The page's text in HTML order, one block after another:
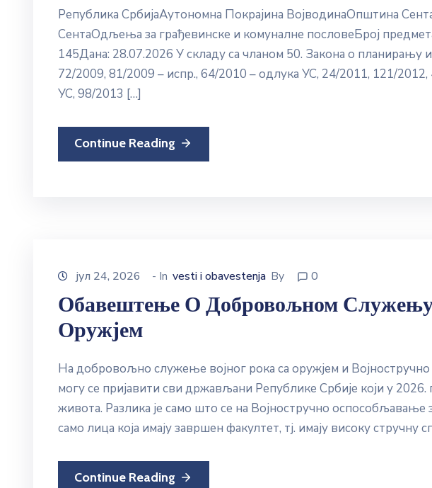
Република СрбијаАутономна Покрајина ВојводинаОпштина
СентаОдљења за грађевинске и комуналне пословеБрој
145Дана: 28.07.2026 У складу са чланом 50. Закона о планирању
72/2009, 81/2009 – испр., 64/2010 – одлука УС, 24/2011, 121/
УС, 98/2013 […]
Continue Reading
јул 24, 2026 - In vesti i obavestenja By 0
Обавештење О Добровољном Служењу
Оружјем
На добровољно служење војног рока са оружјем и
могу се пријавити сви држављани Републике Србије који у
живота. Разлика је само што се на Војностручно
само лица која имају завршен факултет, тј. имају високу стручну
Continue Reading